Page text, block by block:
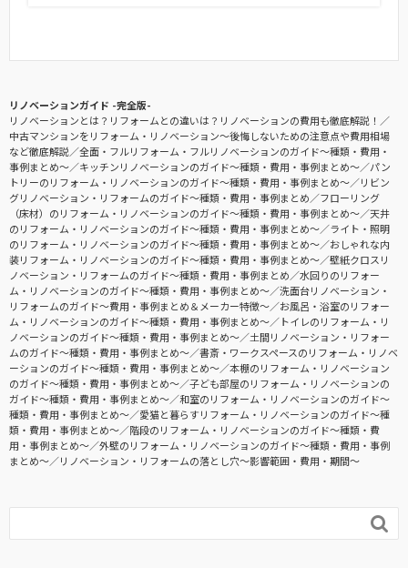
リノベーションガイド -完全版-
リノベーションとは？リフォームとの違いは？リノベーションの費用も徹底解説！
中古マンションをリフォーム・リノベーション〜後悔しないための注意点や費用相場
など徹底解説
全面・フルリフォーム・フルリノベーションのガイド〜種類・費用・
事例まとめ〜
キッチンリノベーションのガイド〜種類・費用・事例まとめ〜
パン
トリーのリフォーム・リノベーションのガイド〜種類・費用・事例まとめ〜
リビン
グリノベーション・リフォームのガイド〜種類・費用・事例まとめ
フローリング
（床材）のリフォーム・リノベーションのガイド〜種類・費用・事例まとめ〜
天井
のリフォーム・リノベーションのガイド〜種類・費用・事例まとめ〜
ライト・照明
のリフォーム・リノベーションのガイド〜種類・費用・事例まとめ〜
おしゃれな内
装リフォーム・リノベーションのガイド〜種類・費用・事例まとめ〜
壁紙クロスリ
ノベーション・リフォームのガイド〜種類・費用・事例まとめ
水回りのリフォー
ム・リノベーションのガイド〜種類・費用・事例まとめ〜
洗面台リノベーション・
リフォームのガイド〜費用・事例まとめ＆メーカー特徴〜
お風呂・浴室のリフォー
ム・リノベーションのガイド〜種類・費用・事例まとめ〜
トイレのリフォーム・リ
ノベーションのガイド〜種類・費用・事例まとめ〜
土間リノベーション・リフォー
ムのガイド〜種類・費用・事例まとめ〜
書斎・ワークスペースのリフォーム・リノベ
ーションのガイド〜種類・費用・事例まとめ〜
本棚のリフォーム・リノベーション
のガイド〜種類・費用・事例まとめ〜
子ども部屋のリフォーム・リノベーションの
ガイド〜種類・費用・事例まとめ〜
和室のリフォーム・リノベーションのガイド〜
種類・費用・事例まとめ〜
愛猫と暮らすリフォーム・リノベーションのガイド〜種
類・費用・事例まとめ〜
階段のリフォーム・リノベーションのガイド〜種類・費
用・事例まとめ〜
外壁のリフォーム・リノベーションのガイド〜種類・費用・事例
まとめ〜
リノベーション・リフォームの落とし穴～影響範囲・費用・期間～
